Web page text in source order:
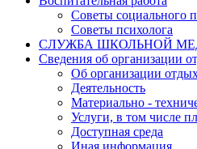
Советы социального
Советы психолога
СЛУЖБА ШКОЛЬНОЙ
Сведения об организации
Об организации
Деятельность
Материально -
Услуги, в том числе
Доступная среда
Иная информация